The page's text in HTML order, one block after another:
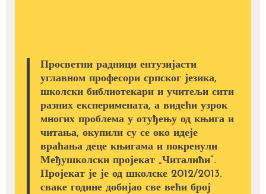
Просветни радници ентузијасти
углавном професори српског језика,
школски библиотекари и учитељи сити
разних експеримената, а видећи узрок
многих проблема у отуђењу од књига и
читања, окупили су се око идеје
враћања деце књигама и покренули
Међушколски пројекат „Читалићи”.
Пројекат је је од школске 2012/2013.
сваке године добијао све већи број